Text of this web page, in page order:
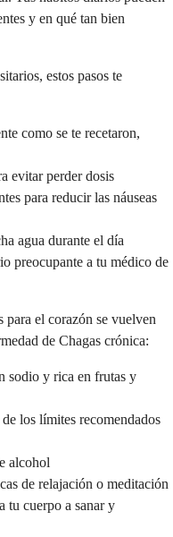
y en qué tan bien
estos pasos te
como se te recetaron,
evitar perder dosis
para reducir las náuseas
agua durante el día
preocupante a tu médico de
para el corazón se vuelven
de Chagas crónica:
sodio y rica en frutas y
los límites recomendados
alcohol
de relajación o meditación
tu cuerpo a sanar y